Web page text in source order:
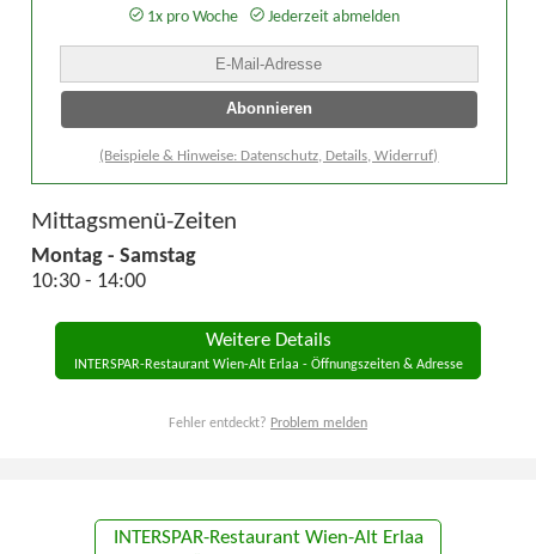
1x pro Woche
Jederzeit abmelden
(Beispiele & Hinweise: Datenschutz, Details, Widerruf)
Mittagsmenü-Zeiten
Montag - Samstag
10:30 - 14:00
Weitere Details
INTERSPAR-Restaurant Wien-Alt Erlaa - Öffnungszeiten & Adresse
Fehler entdeckt? Problem melden
INTERSPAR-Restaurant Wien-Alt Erlaa